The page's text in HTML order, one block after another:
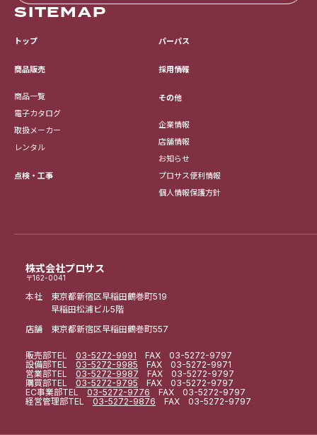
株式会社プロサス
〒162-0041
本社 東京都新宿区早稲田鶴巻町519
早稲田松浦ビル5階
店舗 東京都新宿区早稲田鶴巻町557
販売部TEL 03-5272-9991 FAX 03-5272-9797
設備部TEL 03-5272-9985 FAX 03-5272-9971
営業部TEL 03-5272-9987 FAX 03-5272-9797
購買部TEL 03-5272-9795 FAX 03-5272-9797
EC事業部TEL 03-5272-9776 FAX 03-5272-9797
経営管理部TEL 03-5272-9876 FAX 03-5272-9797
SITEMAP
トップ
商品販売
商品一覧
電子カタログ
取扱メーカー
レンタル
点検・工事
パーパス
採用情報
その他
企業情報
店舗情報
お知らせ
プロサス便利情報
個人情報保護方針